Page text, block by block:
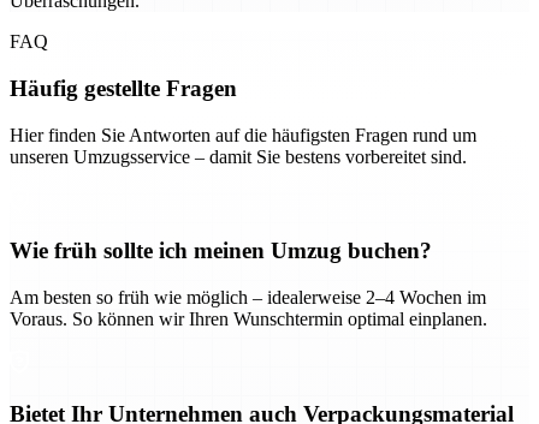
FAQ
Häufig gestellte Fragen
Hier finden Sie Antworten auf die häufigsten Fragen rund um
unseren Umzugsservice – damit Sie bestens vorbereitet sind.
Wie früh sollte ich meinen Umzug buchen?
Am besten so früh wie möglich – idealerweise 2–4 Wochen im
Voraus. So können wir Ihren Wunschtermin optimal einplanen.
Bietet Ihr Unternehmen auch Verpackungsmaterial